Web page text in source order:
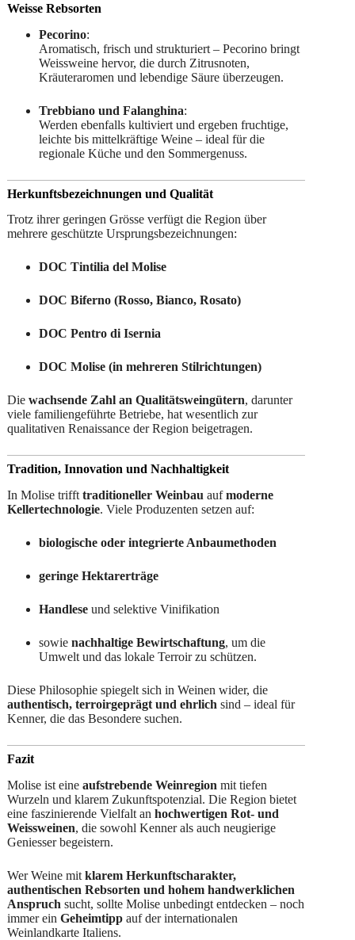
Weisse Rebsorten
Pecorino:
Aromatisch, frisch und strukturiert – Pecorino bringt
Weissweine hervor, die durch Zitrusnoten,
Kräuteraromen und lebendige Säure überzeugen.
Trebbiano und Falanghina:
Werden ebenfalls kultiviert und ergeben fruchtige,
leichte bis mittelkräftige Weine – ideal für die
regionale Küche und den Sommergenuss.
Herkunftsbezeichnungen und Qualität
Trotz ihrer geringen Grösse verfügt die Region über
mehrere geschützte Ursprungsbezeichnungen:
DOC Tintilia del Molise
DOC Biferno (Rosso, Bianco, Rosato)
DOC Pentro di Isernia
DOC Molise (in mehreren Stilrichtungen)
Die wachsende Zahl an Qualitätsweingütern, darunter
viele familiengeführte Betriebe, hat wesentlich zur
qualitativen Renaissance der Region beigetragen.
Tradition, Innovation und Nachhaltigkeit
In Molise trifft traditioneller Weinbau aufmoderne
Kellertechnologie. Viele Produzenten setzen auf:
biologische oder integrierte Anbaumethoden
geringe Hektarerträge
Handleseund selektive Vinifikation
sowie nachhaltige Bewirtschaftung, um die
Umwelt und das lokale Terroir zu schützen.
Diese Philosophie spiegelt sich in Weinen wider, die
authentisch, terroirgeprägt und ehrlich sind – ideal für
Kenner, die das Besondere suchen.
Fazit
Molise ist eine aufstrebende Weinregion mit tiefen
Wurzeln und klarem Zukunftspotenzial. Die Region bietet
eine faszinierende Vielfalt an hochwertigen Rot- und
Weissweinen, die sowohl Kenner als auch neugierige
Geniesser begeistern.
Wer Weine mit klarem Herkunftscharakter,
authentischen Rebsorten und hohem handwerklichen
Anspruch sucht, sollte Molise unbedingt entdecken – noch
immer ein Geheimtippauf der internationalen
Weinlandkarte Italiens.